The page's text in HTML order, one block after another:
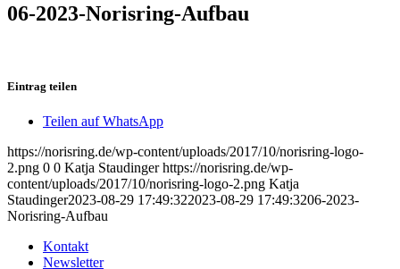
06-2023-Norisring-Aufbau
Eintrag teilen
Teilen auf WhatsApp
https://norisring.de/wp-content/uploads/2017/10/norisring-logo-
2.png 0 0 Katja Staudinger https://norisring.de/wp-
content/uploads/2017/10/norisring-logo-2.png Katja
Staudinger2023-08-29 17:49:322023-08-29 17:49:3206-2023-
Norisring-Aufbau
Kontakt
Newsletter